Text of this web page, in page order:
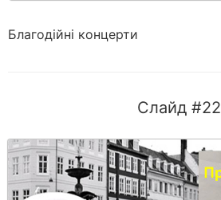
Благодійні концерти
Слайд #22